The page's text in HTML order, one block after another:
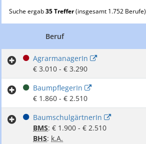
Suche ergab35 Treffer(insgesamt 1.752 Berufe)
Beruf
AgrarmanagerIn
€ 3.010 - € 3.290
BaumpflegerIn
€ 1.860 - € 2.510
BaumschulgärtnerIn
BMS: € 1.900 - € 2.510
BHS: k.A.